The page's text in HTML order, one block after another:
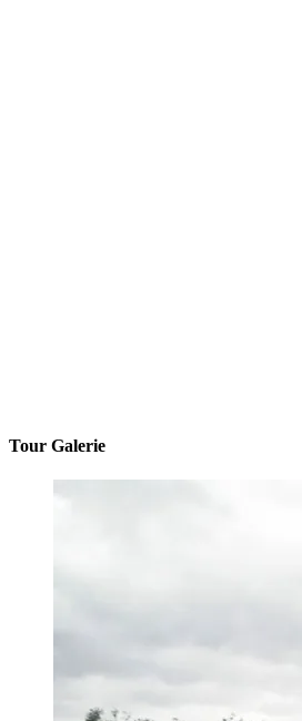
Tour Galerie